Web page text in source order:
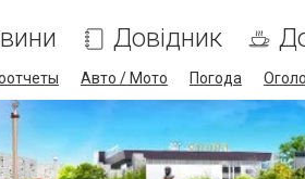
Довідник
Авто / Мото Погода